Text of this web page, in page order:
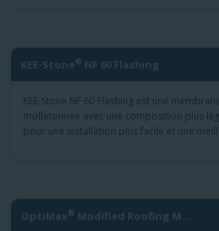
KEE-Stone® NF 60 Flashing
KEE-Stone NF 60 Flashing est une
molletonnée avec une composition plus
pour une installation plus facile et une
OptiMax® Modified Roofing M...